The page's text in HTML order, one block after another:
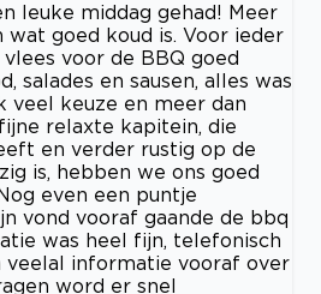
leuke middag gehad! Meer
wat goed koud is. Voor ieder
voor de BBQ goed
salades en sausen, alles was
veel keuze en meer dan
relaxte kapitein, die
en verder rustig op de
is, hebben we ons goed
even een puntje
vond vooraf gaande de bbq
was heel fijn, telefonisch
veelal informatie vooraf over
word er snel